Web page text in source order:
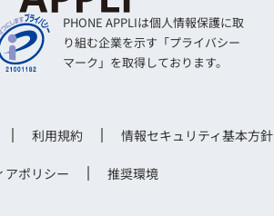
PHONE APPLIは個人情報保護に取
り組む企業を示す「プライバシー
マーク」を取得しております。
利用規約 情報セキュリティ基本方針
アポリシー 推奨環境